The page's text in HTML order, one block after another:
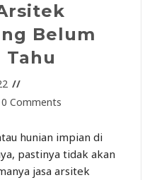
Belum
Tahu
0 Comments
hunian impian di
pastinya tidak akan
jasa arsitek